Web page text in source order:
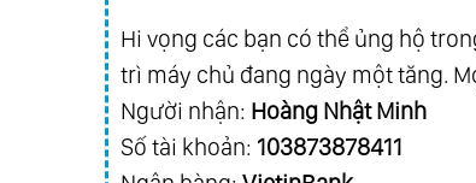
Hi vọng các bạn có thể ủng hộ
trì máy chủ đang ngày một tăng.
Người nhận: Hoàng Nhật Minh
Số tài khoản: 103873878411